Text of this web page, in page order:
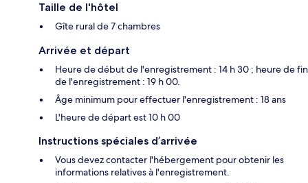
Taille de l'hôtel
Gîte rural de 7 chambres
Arrivée et départ
Heure de début de l'enregistrement : 14 h 30 ; heure de fin
de l'enregistrement : 19 h 00.
Âge minimum pour effectuer l'enregistrement : 18 ans
L'heure de départ est 10 h 00
Instructions spéciales d’arrivée
Vous devez contacter l'hébergement pour obtenir les
informations relatives à l'enregistrement.